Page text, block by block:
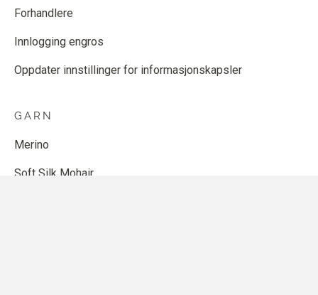
Forhandlere
Innlogging engros
Oppdater innstillinger for informasjonskapsler
GARN
Merino
Soft Silk Mohair